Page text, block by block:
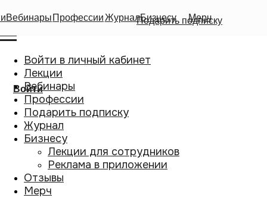
Вебинары Профессии Подарить подписку
ЖурналБизнесу Мерч
Войти
Войти в личный кабинет
Лекции
Вебинары
Профессии
Подарить подписку
Журнал
Бизнесу
Лекции для сотрудников
Реклама в приложении
Отзывы
Мерч